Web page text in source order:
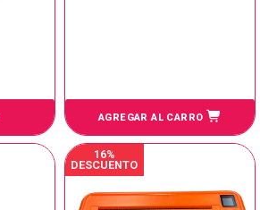
AGREGAR AL CARRO
16%
DESCUENTO